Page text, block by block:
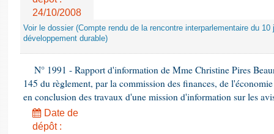
24/10/2008
Voir le dossier (Compte rendu de la rencontre interparlementaire du
développement durable)
N° 1991 - Rapport d'information de Mme Christine Pires
145 du règlement, par la commission des finances, de
en conclusion des travaux d'une mission d'information sur les
Date de
dépôt :